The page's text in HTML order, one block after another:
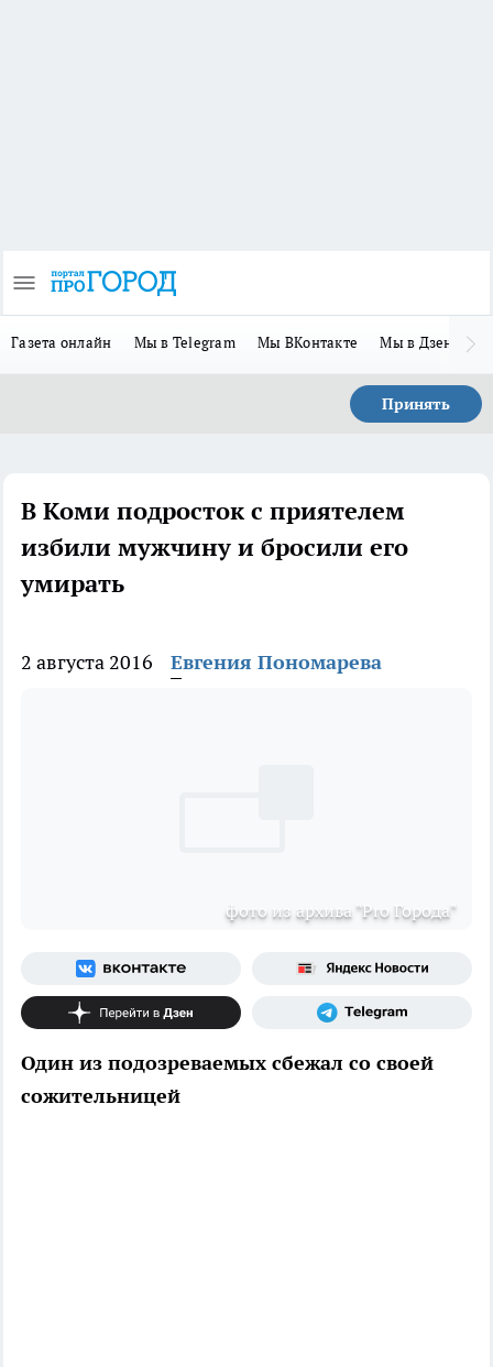
Газета онлайн Мы в Telegram Мы ВКонтакте Мы в Дзене
Принять
В Коми подросток с приятелем
избили мужчину и бросили его
умирать
2 августа 2016 Евгения Пономарева
фото из архива "Pro Города"
Один из подозреваемых сбежал со своей
сожительницей